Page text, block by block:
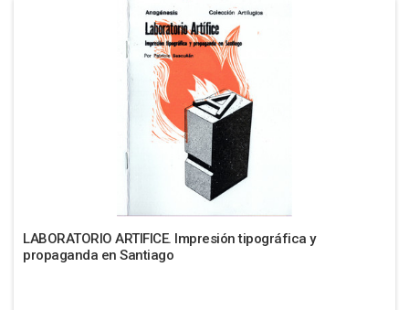
LABORATORIO ARTIFICE. Impresión tipográfica y
propaganda en Santiago